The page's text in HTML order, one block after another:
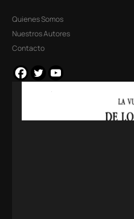
Quienes Somos
Nuestros Autores
Contacto